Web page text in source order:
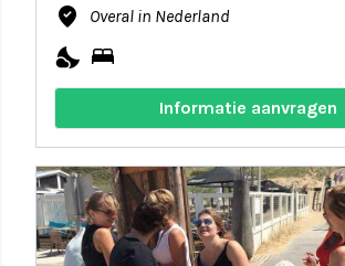
where_to_vote Overal in Nederland
nights_stay bed
Informatie aanvragen